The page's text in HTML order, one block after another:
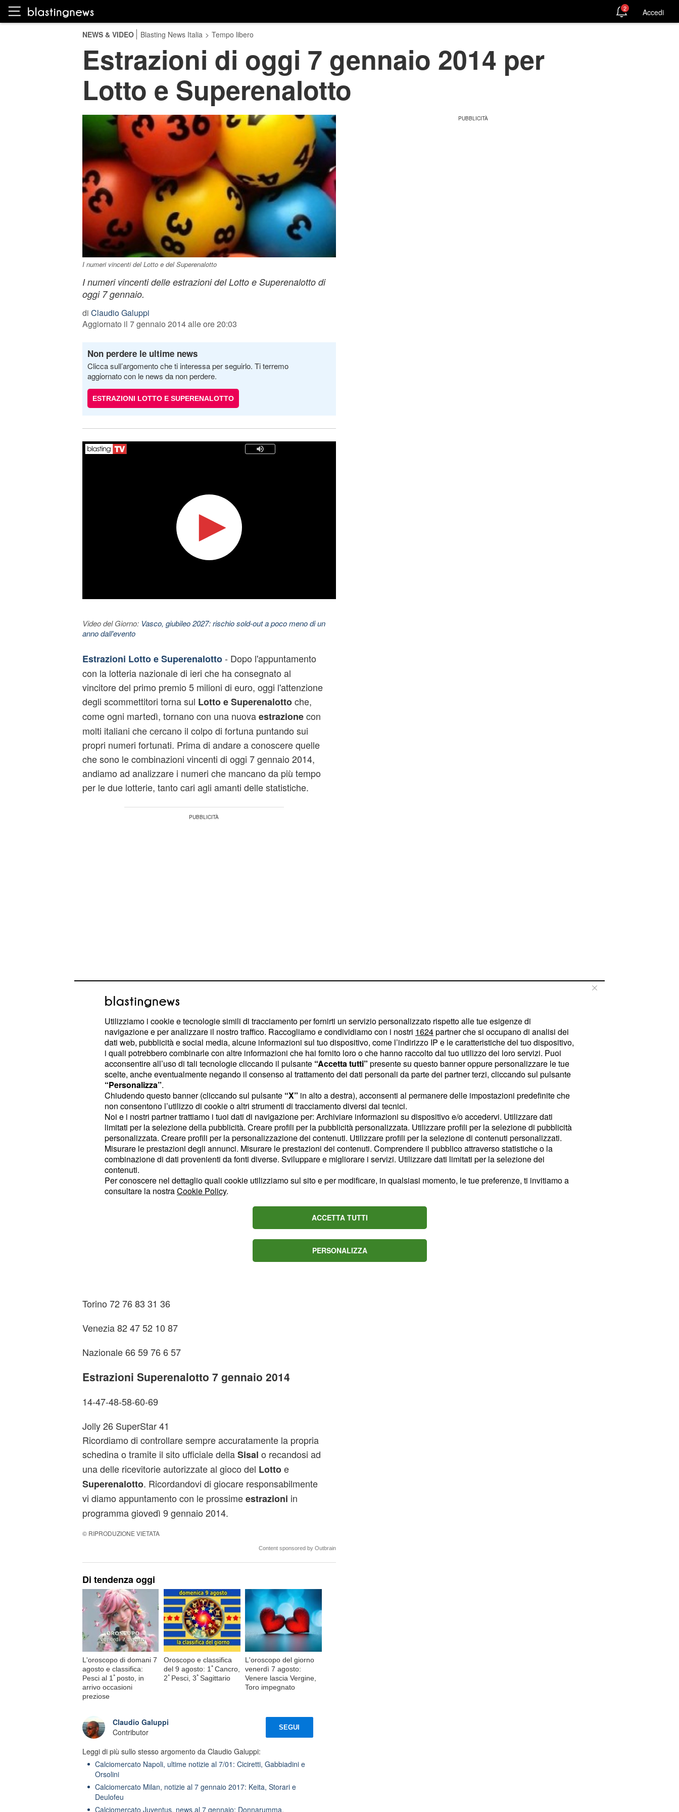
2 Accedi
NEWS & VIDEO Blasting News Italia > Tempo libero
Estrazioni di oggi 7 gennaio 2014 per
Lotto e Superenalotto
I numeri vincenti del Lotto e del Superenalotto
I numeri vincenti delle estrazioni del Lotto e Superenalotto di
oggi 7 gennaio.
di Claudio Galuppi
Aggiornato il 7 gennaio 2014 alle ore 20:03
Non perdere le ultime news
Clicca sull’argomento che ti interessa per seguirlo. Ti terremo
aggiornato con le news da non perdere.
ESTRAZIONI LOTTO E SUPERENALOTTO
Video del Giorno: Vasco, giubileo 2027: rischio sold-out a poco meno di un
anno dall'evento
Estrazioni Lotto e Superenalotto- Dopo l'appuntamento
con la lotteria nazionale di ieri che ha consegnato al
vincitore del primo premio 5 milioni di euro, oggi l'attenzione
degli scommettitori torna sul Lotto e Superenalottoche,
come ogni martedì, tornano con una nuovaestrazionecon
molti italiani che cercano il colpo di fortuna puntando sui
propri numeri fortunati. Prima di andare a conoscere quelle
che sono le combinazioni vincenti di oggi 7 gennaio 2014,
andiamo ad analizzare i numeri che mancano da più tempo
per le due lotterie, tanto cari agli amanti delle statistiche.
124 tornate, mentre l'81 non si vede a Genova da 95
concorsi. Nel Superenalotto è il 29 quello che si fa attendere
da più tempo, mancano da 74 volte, mentre il 59 non viene
estratto da 58 turni. Andiamo ora a conoscere i numeri
vincenti delleestrazioni di oggi, martedì 7 gennaio 2014.
Estrazioni Lotto 7 gennaio 2014
Bari 39 77 19 37 76
Cagliari 90 32 3 36 42
Firenze 46 16 3 71 76
Genova 89 22 83 28 75
Torino 72 76 83 31 36
Venezia 82 47 52 10 87
Nazionale 66 59 76 6 57
Estrazioni Superenalotto 7 gennaio 2014
14-47-48-58-60-69
Jolly 26 SuperStar 41
Ricordiamo di controllare sempre accuratamente la propria
schedina o tramite il sito ufficiale dellaSisal o recandosi ad
una delle ricevitorie autorizzate al gioco del Lottoe
Superenalotto. Ricordandovi di giocare responsabilmente
vi diamo appuntamento con le prossimeestrazioni in
programma giovedì 9 gennaio 2014.
© RIPRODUZIONE VIETATA
Content sponsored by Outbrain
Di tendenza oggi
L'oroscopo di domani 7
agosto e classifica:
Pesci al 1ﾟposto, in
arrivo occasioni
preziose
Oroscopo e classifica
del 9 agosto: 1ﾟCancro,
2ﾟPesci, 3ﾟSagittario
L'oroscopo del giorno
venerdì 7 agosto:
Venere lascia Vergine,
Toro impegnato
Claudio Galuppi
Contributor
SEGUI
Leggi di più sullo stesso argomento da Claudio Galuppi:
Calciomercato Napoli, ultime notizie al 7/01: Ciciretti, Gabbiadini e
Orsolini
Calciomercato Milan, notizie al 7 gennaio 2017: Keita, Storari e
Deulofeu
Calciomercato Juventus, news al 7 gennaio: Donnarumma,
Utilizziamo i cookie e tecnologie simili di tracciamento per fornirti un servizio personalizzato rispetto alle tue esigenze di
navigazione e per analizzare il nostro traffico. Raccogliamo e condividiamo con i nostri 1624partner che si occupano di analisi dei
dati web, pubblicità e social media, alcune informazioni sul tuo dispositivo, come l’indirizzo IP e le caratteristiche del tuo dispositivo,
i quali potrebbero combinarle con altre informazioni che hai fornito loro o che hanno raccolto dal tuo utilizzo dei loro servizi. Puoi
acconsentire all’uso di tali tecnologie cliccando il pulsante “Accetta tutti” presente su questo banner oppure personalizzare le tue
scelte, anche eventualmente negando il consenso al trattamento dei dati personali da parte dei partner terzi, cliccando sul pulsante
“Personalizza”.
Chiudendo questo banner (cliccando sul pulsante “X” in alto a destra), acconsenti al permanere delle impostazioni predefinite che
non consentono l’utilizzo di cookie o altri strumenti di tracciamento diversi dai tecnici.
Noi e i nostri partner trattiamo i tuoi dati di navigazione per: Archiviare informazioni su dispositivo e/o accedervi. Utilizzare dati
limitati per la selezione della pubblicità. Creare profili per la pubblicità personalizzata. Utilizzare profili per la selezione di pubblicità
personalizzata. Creare profili per la personalizzazione dei contenuti. Utilizzare profili per la selezione di contenuti personalizzati.
Misurare le prestazioni degli annunci. Misurare le prestazioni dei contenuti. Comprendere il pubblico attraverso statistiche o la
combinazione di dati provenienti da fonti diverse. Sviluppare e migliorare i servizi. Utilizzare dati limitati per la selezione dei
contenuti.
Per conoscere nel dettaglio quali cookie utilizziamo sul sito e per modificare, in qualsiasi momento, le tue preferenze, ti invitiamo a
consultare la nostraCookie Policy.
ACCETTA TUTTI
PERSONALIZZA